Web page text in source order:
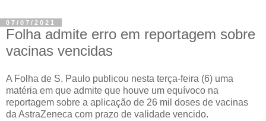
07/07/2021
Folha admite erro em reportagem sobre
vacinas vencidas
A Folha de S. Paulo publicou nesta terça-feira (6) uma
matéria em que admite que houve um equívoco na
reportagem sobre a aplicação de 26 mil doses de vacinas
da AstraZeneca com prazo de validade vencido.